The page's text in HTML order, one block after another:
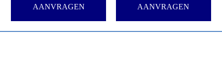
AANVRAGEN
AANVRAGEN